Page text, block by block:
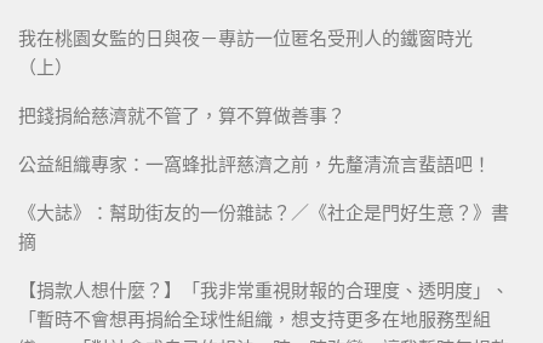
我在桃園女監的日與夜－專訪一位匿名受刑人的鐵窗時光
（上）
把錢捐給慈濟就不管了，算不算做善事？
公益組織專家：一窩蜂批評慈濟之前，先釐清流言蜚語吧！
《大誌》：幫助街友的一份雜誌？／《社企是門好生意？》書
摘
【捐款人想什麼？】「我非常重視財報的合理度、透明度」、
「暫時不會想再捐給全球性組織，想支持更多在地服務型組